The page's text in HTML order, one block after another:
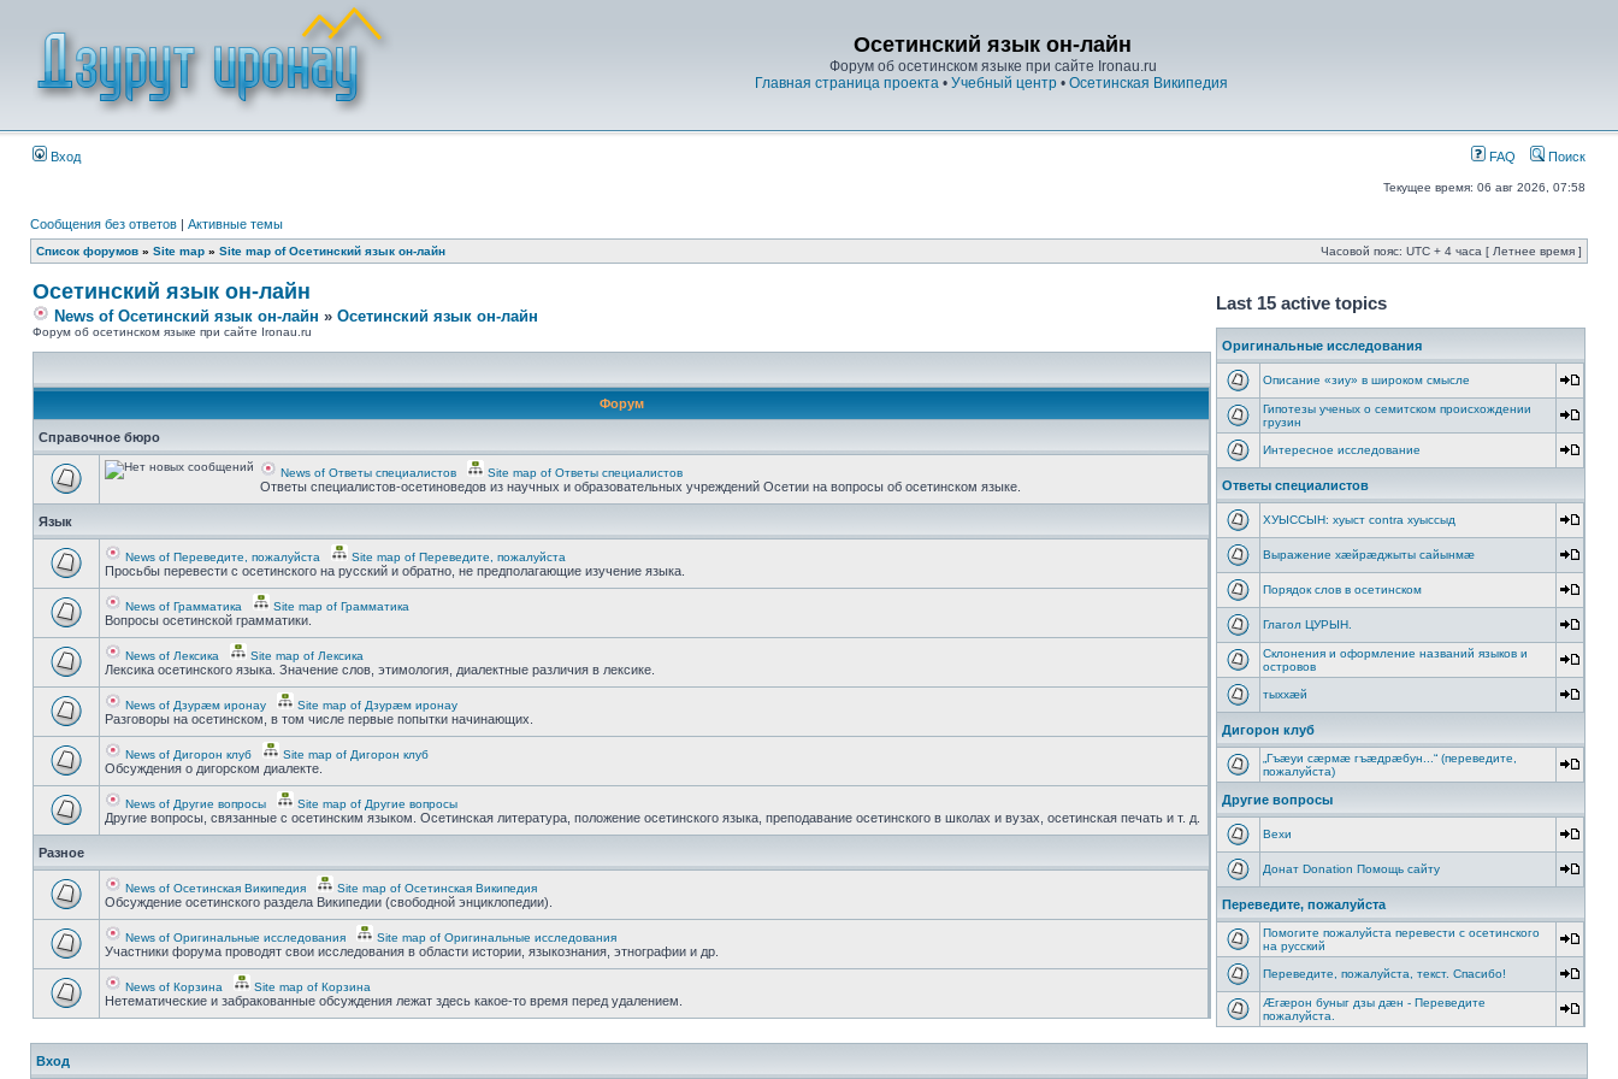
Осетинский язык он-лайн
Форум об осетинском языке при сайте Ironau.ru
Главная страница проекта • Учебный центр • Осетинская Википедия
Вход FAQ Поиск
Текущее время: 06 авг 2026, 07:58
Сообщения без ответов | Активные темы
Список форумов » Site map » Site map of Осетинский язык он-лайн Часовой пояс: UTC + 4 часа [ Летнее время ]
Осетинский язык он-лайн
News of Осетинский язык он-лайн » Осетинский язык он-лайн
Форум об осетинском языке при сайте Ironau.ru
Форум
Справочное бюро
News of Ответы специалистов Site map of Ответы специалистов
Ответы специалистов-осетиноведов из научных и образовательных учреждений Осетии на вопросы об осетинском языке.
Язык
News of Переведите, пожалуйста Site map of Переведите, пожалуйста
Просьбы перевести с осетинского на русский и обратно, не предполагающие изучение языка.
News of Грамматика Site map of Грамматика
Вопросы осетинской грамматики.
News of Лексика Site map of Лексика
Лексика осетинского языка. Значение слов, этимология, диалектные различия в лексике.
News of Дзурæм иронау Site map of Дзурæм иронау
Разговоры на осетинском, в том числе первые попытки начинающих.
News of Дигорон клуб Site map of Дигорон клуб
Обсуждения о дигорском диалекте.
News of Другие вопросы Site map of Другие вопросы
Другие вопросы, связанные с осетинским языком. Осетинская литература, положение осетинского языка, преподавание осетинского в школах и вузах, осетинская печать и т. д.
Разное
News of Осетинская Википедия Site map of Осетинская Википедия
Обсуждение осетинского раздела Википедии (свободной энциклопедии).
News of Оригинальные исследования Site map of Оригинальные исследования
Участники форума проводят свои исследования в области истории, языкознания, этнографии и др.
News of Корзина Site map of Корзина
Нетематические и забракованные обсуждения лежат здесь какое-то время перед удалением.
Last 15 active topics
Оригинальные исследования
Описание «зиу» в широком смысле
Гипотезы ученых о семитском происхождении
грузин
Интересное исследование
Ответы специалистов
ХУЫССЫН: хуыст contra хуыссыд
Выражение хæйрæджыты сайынмæ
Порядок слов в осетинском
Глагол ЦУРЫН.
Склонения и оформление названий языков и
островов
тыххӕй
Дигорон клуб
„Гъæуи сæрмæ гъæдрæбун...“ (переведите,
пожалуйста)
Другие вопросы
Вехи
Донат Donation Помощь сайту
Переведите, пожалуйста
Помогите пожалуйста перевести с осетинского
на русский
Переведите, пожалуйста, текст. Спасибо!
Æгæрон буныг дзы дæн - Переведите
пожалуйста.
Вход